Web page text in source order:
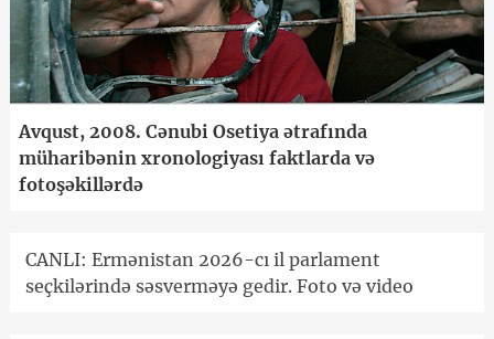
Avqust, 2008. Cənubi Osetiya ətrafında
müharibənin xronologiyası faktlarda və
fotoşəkillərdə
CANLI: Ermənistan 2026-cı il parlament
seçkilərində səsverməyə gedir. Foto və video